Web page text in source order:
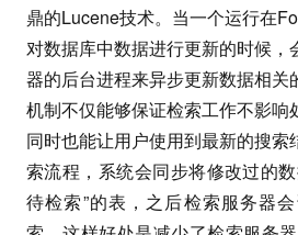
鼎的Lucene技术。当一个运行在
对数据库中数据进行更新的时候，
器的后台进程来异步更新数据相关
机制不仅能够保证检索工作不影响
同时也能让用户使用到最新的搜索
索流程，系统会同步将修改过的
待检索”的表，之后检索服务器